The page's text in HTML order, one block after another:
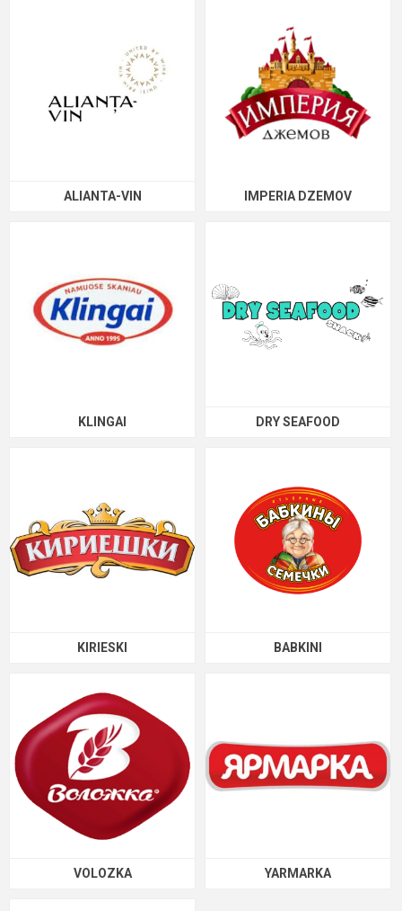
ALIANTA-VIN IMPERIA DZEMOV
KLINGAI DRY SEAFOOD
KIRIESKI BABKINI
VOLOZKA YARMARKA